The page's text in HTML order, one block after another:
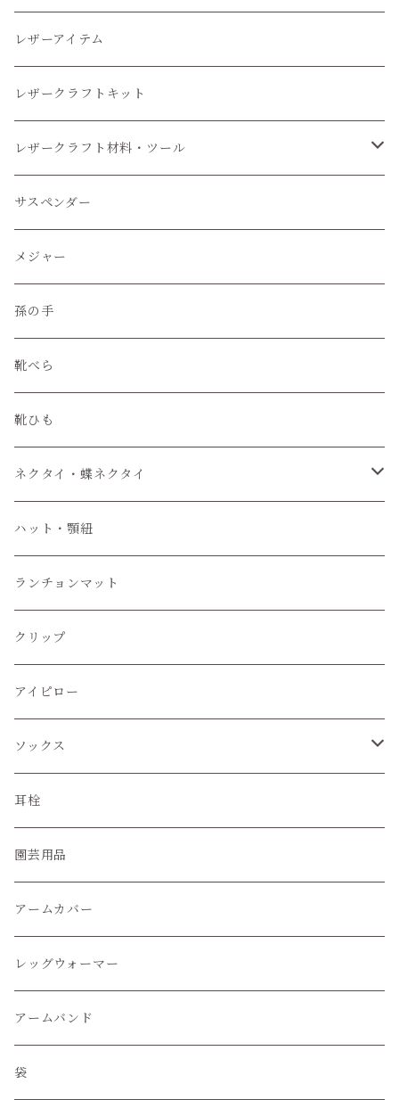
レザーアイテム
レザークラフトキット
レザークラフト材料・ツール
レザークラフトツール
レザークラフト材料
サスペンダー
メジャー
孫の手
靴べら
靴ひも
ネクタイ・蝶ネクタイ
ワンタッチネクタイ
蝶ネクタイ
ハット・顎紐
ランチョンマット
クリップ
アイピロー
ソックス
ハイソックス
クルー丈ソックス
くるぶし丈ソックス
耳栓
園芸用品
アームカバー
レッグウォーマー
アームバンド
袋